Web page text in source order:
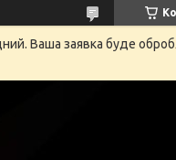
Ваша заявка буде